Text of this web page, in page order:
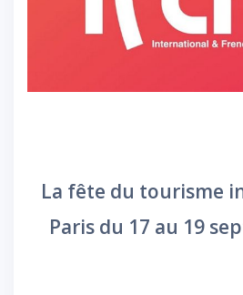
La fête du tourisme
Paris du 17 au 19